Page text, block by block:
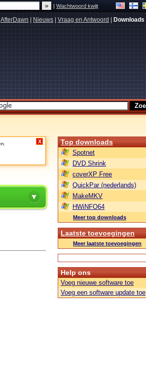
|Wachtwoord kwijt
AfterDawn Nieuws Vraag en Antwoord Downloads
X Top downloads
Spotnet
DVD Shrink
coverXP Free
QuickPar (nederlands)
MakeMKV
HWiNFO64
Meer top downloads
Laatste toevoegingen
Meer laatste toevoegingen
Help ons
Voeg nieuwe software toe
Voeg een software update toe